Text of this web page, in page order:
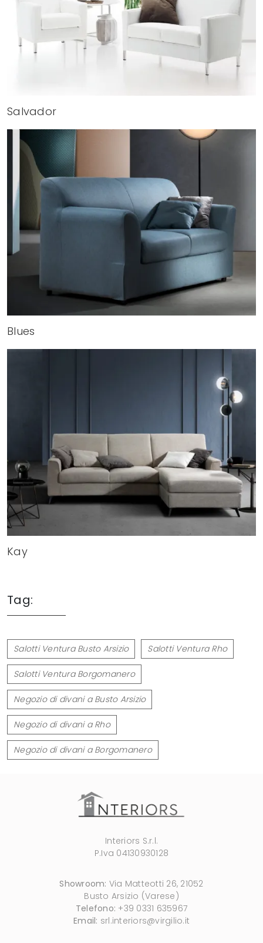
Salvador
Blues
Kay
Tag:
Salotti Ventura Busto Arsizio Salotti Ventura Rho
Salotti Ventura Borgomanero
Negozio di divani a Busto Arsizio
Negozio di divani a Rho
Negozio di divani a Borgomanero
Interiors S.r.l.
P.Iva 04130930128
Showroom: Via Matteotti 26, 21052
Busto Arsizio (Varese)
Telefono: +39 0331 635967
Email: srl.interiors@virgilio.it